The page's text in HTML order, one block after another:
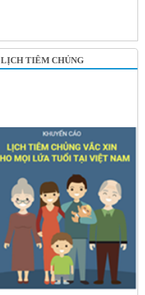
LỊCH TIÊM CHỦNG